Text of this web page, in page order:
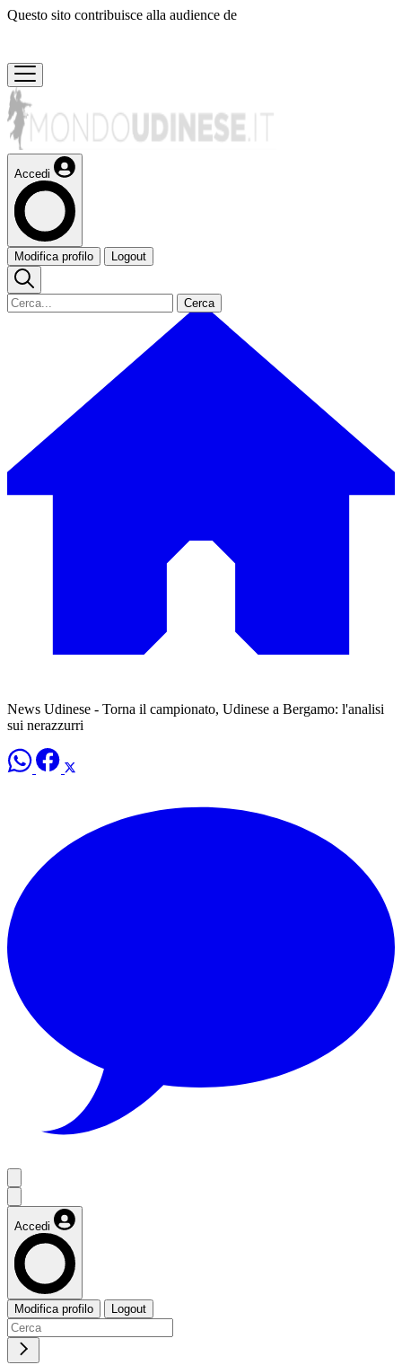
Questo sito contribuisce alla audience de
Accedi
Modifica profilo Logout
Cerca
News Udinese - Torna il campionato, Udinese a Bergamo: l'analisi
sui nerazzurri
Accedi
Modifica profilo Logout